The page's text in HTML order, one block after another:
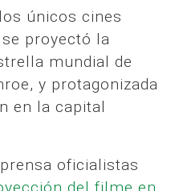
únicos cines
proyectó la
mundial de
y protagonizada
en la capital
oficialistas
del filme en